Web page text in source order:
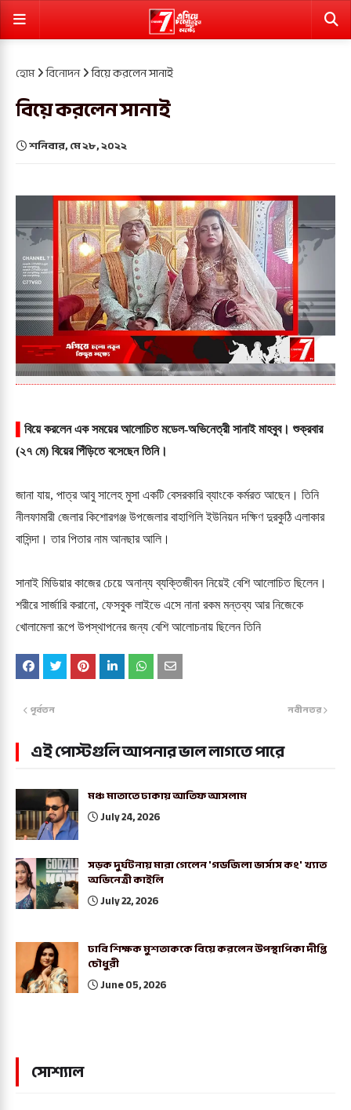
হোম বিনোদন বিয়ে করলেন সানাই
বিয়ে করলেন সানাই
শনিবার, মে ২৮, ২০২২
বিয়ে করলেন এক সময়ের আলোচিত মডেল-অভিনেত্রী সানাই মাহবুব। শুক্রবার
(২৭ মে) বিয়ের পিঁড়িতে বসেছেন তিনি।
জানা যায়, পাত্র আবু সালেহ মুসা একটি বেসরকারি ব্যাংকে কর্মরত আছেন। তিনি
নীলফামারী জেলার কিশোরগঞ্জ উপজেলার বাহাগিলি ইউনিয়ন দক্ষিণ দুরকুঠি এলাকার
বাসিন্দা। তার পিতার নাম আনছার আলি।
সানাই মিডিয়ার কাজের চেয়ে অনান্য ব্যক্তিজীবন নিয়েই বেশি আলোচিত ছিলেন।
শরীরে সার্জারি করানো, ফেসবুক লাইভে এসে নানা রকম মন্তব্য আর নিজেকে
খোলামেলা রূপে উপস্থাপনের জন্য বেশি আলোচনায় ছিলেন তিনি
নবীনতর
পূর্বতন
এই পোস্টগুলি আপনার ভাল লাগতে পারে
মঞ্চ মাতাতে ঢাকায় আতিফ আসলাম
July 24, 2026
সড়ক দুর্ঘটনায় মারা গেলেন 'গডজিলা ভার্সাস কং' খ্যাত
অভিনেত্রী কাইলি
July 22, 2026
ঢাবি শিক্ষক মুশতাককে বিয়ে করলেন উপস্থাপিকা দীপ্তি
চৌধুরী
June 05, 2026
সোশ্যাল